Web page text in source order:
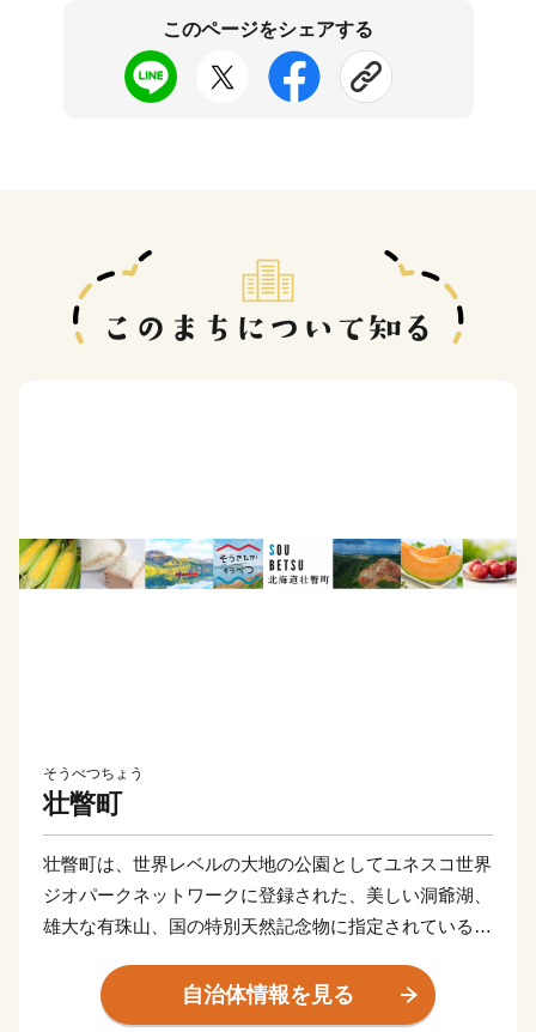
このページをシェアする
そうべつちょう
壮瞥町
壮瞥町は、世界レベルの大地の公園としてユネスコ世界
ジオパークネットワークに登録された、美しい洞爺湖、
雄大な有珠山、国の特別天然記念物に指定されている昭
に恵まれています。また、北海道内でも比較的温暖な気
候を活かしたりんごやぶどうをはじめとする果樹生産、
自治体情報を見る